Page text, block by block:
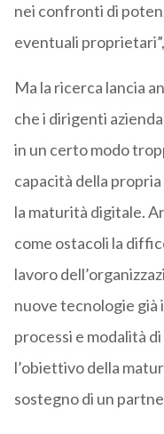
nei confronti di
eventuali
Ma la ricerca lancia
che i dirigenti
in un certo modo
capacità della
la maturità digitale.
come ostacoli la
lavoro
nuove tecnologie già
processi e modalità
l’obiettivo della
sostegno di un